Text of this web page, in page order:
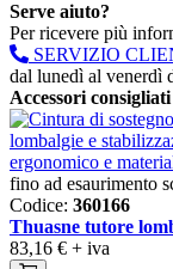
Serve aiuto?
Per ricevere più
SERVIZIO
dal lunedì al venerdì
Accessori consigliati
fino ad esaurimento
Codice: 360166
Thuasne tutore
83,16 € + iva